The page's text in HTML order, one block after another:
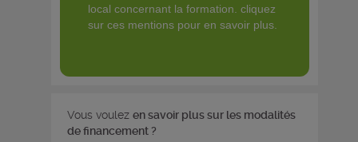
local concernant la formation. cliquez
sur ces mentions pour en savoir plus.
Vous voulez en savoir plus sur les modalités
de financement ?